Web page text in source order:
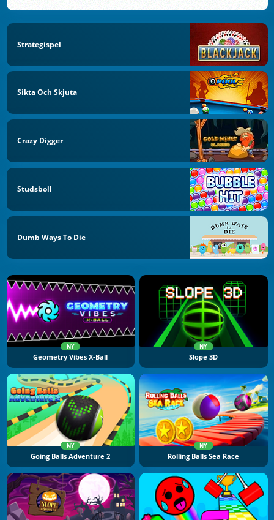
Strategispel
Sikta Och Skjuta
Crazy Digger
Studsboll
Dumb Ways To Die
NY
Geometry Vibes X-Ball
NY
Slope 3D
NY
Going Balls Adventure 2
NY
Rolling Balls Sea Race